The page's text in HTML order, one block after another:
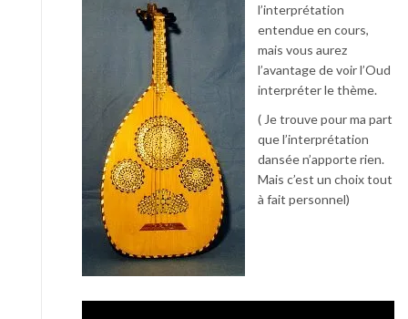
l’interprétation
entendue en cours,
mais vous aurez
l’avantage de voir l’Oud
interpréter le thème.
( Je trouve pour ma part
que l’interprétation
dansée n’apporte rien.
Mais c’est un choix tout
à fait personnel)